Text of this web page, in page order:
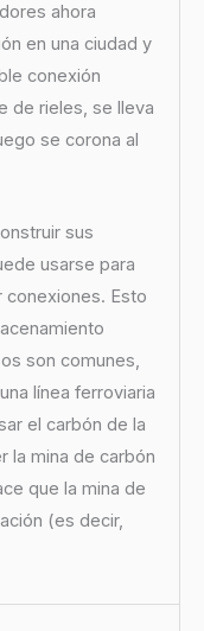
ahora
en una ciudad y
conexión
de rieles, se lleva
se corona al
sus
usarse para
conexiones. Esto
son comunes,
línea ferroviaria
el carbón de la
la mina de carbón
que la mina de
(es decir,